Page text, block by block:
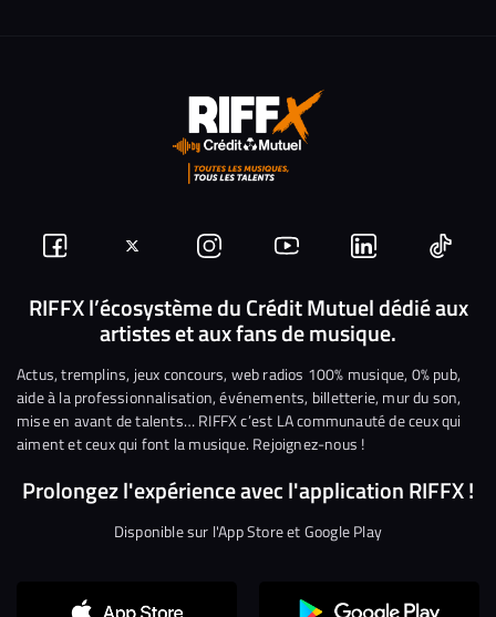
Suivez-
nous
Facebook
Suivez-
nous
sur
Twitter
Nous
rejoindre
sur
Instagram
Nous
rejoindre
sur
YouTube
Nous
rejoindre
sur
Linkedin
Nous
RIFFX l’écosystème du Crédit Mutuel dédié aux
artistes et aux fans de musique.
Actus, tremplins, jeux concours, web radios 100% musique, 0% pub,
aide à la professionnalisation, événements, billetterie, mur du son,
mise en avant de talents… RIFFX c’est LA communauté de ceux qui
aiment et ceux qui font la musique. Rejoignez-nous !
Prolongez l'expérience avec l'application RIFFX !
Disponible sur l'App Store et Google Play